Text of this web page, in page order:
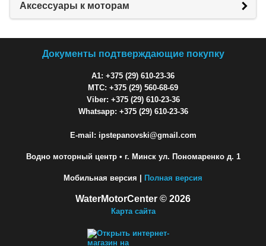
Аксессуары к моторам
Документы подтверждающие покупку
A1: +375 (29) 610-23-36
МТС: +375 (29) 560-68-69
Viber: +375 (29) 610-23-36
Whatsapp: +375 (29) 610-23-36
E-mail: ipstepanovski@gmail.com
Водно моторный центр• г. Минск ул. Пономаренко д. 1
Мобильная версия | Полная версия
WaterMotorCenter © 2026
Карта сайта